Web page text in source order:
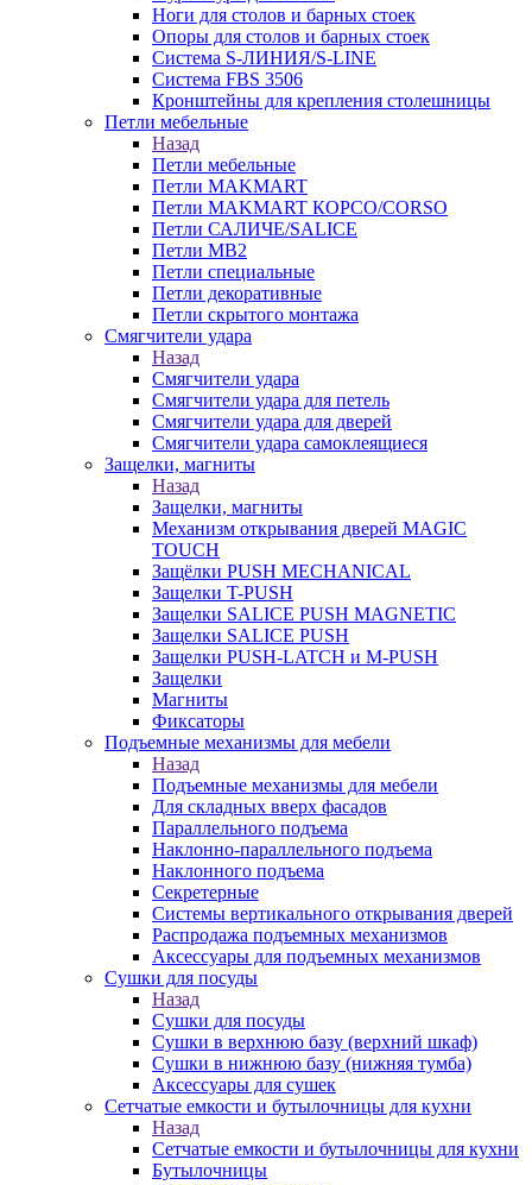
Ноги для столов и барных стоек
Опоры для столов и барных стоек
Система S-ЛИНИЯ/S-LINE
Система FBS 3506
Кронштейны для крепления столешницы
Петли мебельные
Назад
Петли мебельные
Петли MAKMART
Петли MAKMART КОРСО/CORSO
Петли САЛИЧЕ/SALICE
Петли MB2
Петли специальные
Петли декоративные
Петли скрытого монтажа
Смягчители удара
Назад
Смягчители удара
Смягчители удара для петель
Смягчители удара для дверей
Cмягчители удара самоклеящиеся
Защелки, магниты
Назад
Защелки, магниты
Механизм открывания дверей MAGIC
TOUCH
Защёлки PUSH MECHANICAL
Защелки T-PUSH
Защелки SALICE PUSH MAGNETIC
Защелки SALICE PUSH
Защелки PUSH-LATCH и M-PUSH
Защелки
Магниты
Фиксаторы
Подъемные механизмы для мебели
Назад
Подъемные механизмы для мебели
Для складных вверх фасадов
Параллельного подъема
Наклонно-параллельного подъема
Наклонного подъема
Секретерные
Системы вертикального открывания дверей
Распродажа подъемных механизмов
Аксессуары для подъемных механизмов
Сушки для посуды
Назад
Сушки для посуды
Сушки в верхнюю базу (верхний шкаф)
Сушки в нижнюю базу (нижняя тумба)
Аксессуары для сушек
Сетчатые емкости и бутылочницы для кухни
Назад
Сетчатые емкости и бутылочницы для кухни
Бутылочницы